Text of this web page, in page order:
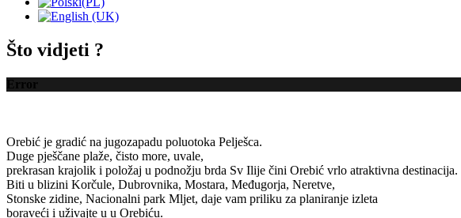
Što vidjeti ?
Error
Orebić je gradić na jugozapadu poluotoka Pelješca.
Duge pješčane plaže, čisto more, uvale,
prekrasan krajolik i položaj u podnožju brda Sv Ilije čini Orebić vrlo atraktivna destinacija.
Biti u blizini Korčule, Dubrovnika, Mostara, Međugorja, Neretve,
Stonske zidine, Nacionalni park Mljet, daje vam priliku za planiranje izleta
boraveći i uživajte u u Orebiću.